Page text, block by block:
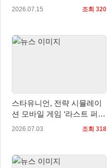
콘텐츠 공개
2026.07.15 조회 320
스타유니언, 전략 시뮬레이
션 모바일 게임 ‘라스트 퍼
리: 서바이벌’ 양대 마켓 정
2026.07.03 조회 318